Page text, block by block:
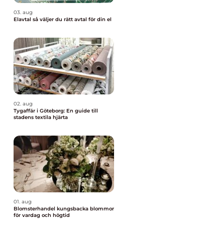
03. aug
Elavtal så väljer du rätt avtal för din el
02. aug
Tygaffär i Göteborg: En guide till
stadens textila hjärta
01. aug
Blomsterhandel kungsbacka blommor
för vardag och högtid